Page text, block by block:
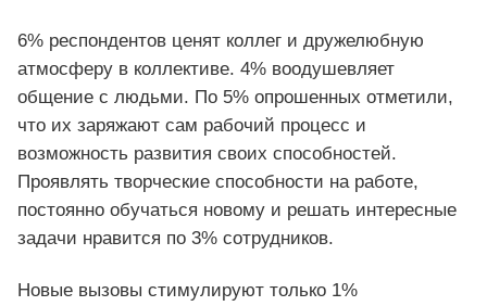
6% респондентов ценят коллег и дружелюбную
атмосферу в коллективе. 4% воодушевляет
общение с людьми. По 5% опрошенных отметили,
что их заряжают сам рабочий процесс и
возможность развития своих способностей.
Проявлять творческие способности на работе,
постоянно обучаться новому и решать интересные
задачи нравится по 3% сотрудников.
Новые вызовы стимулируют только 1%